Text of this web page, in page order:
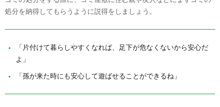
処分を納得してもらうように説得をしましょう。
「片付けて暮らしやすくなれば、足下が危なくないから安心だ
よ」
「孫が来た時にも安心して遊ばせることができるね」